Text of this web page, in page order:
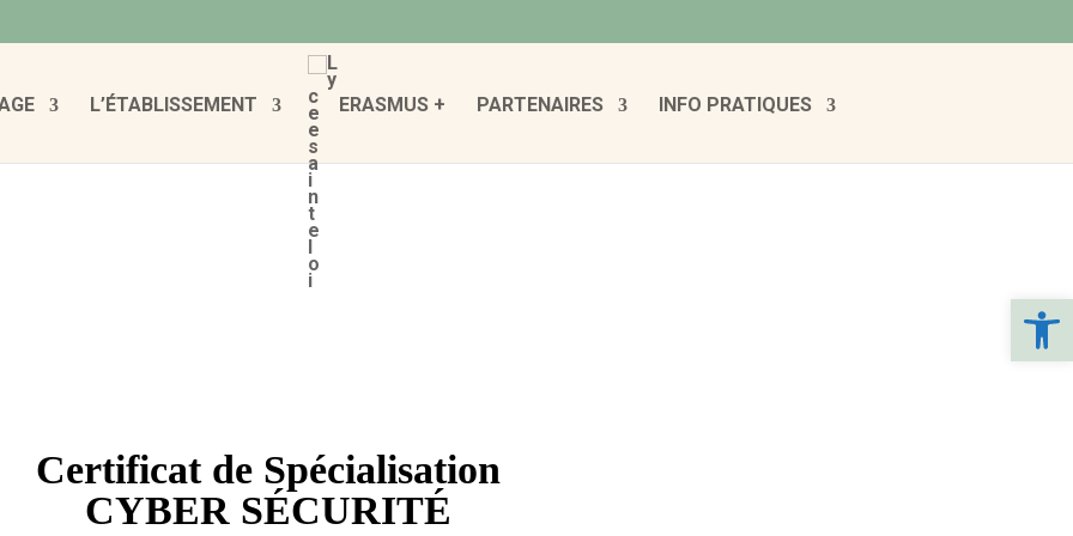
L’ÉTABLISSEMENT ERASMUS + PARTENAIRES INFO PRATIQUES
Certificat de Spécialisation
CYBER SÉCURITÉ
Ouvrir